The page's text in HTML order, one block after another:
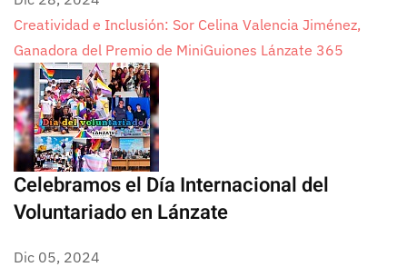
Creatividad e Inclusión: Sor Celina Valencia Jiménez,
Ganadora del Premio de MiniGuiones Lánzate 365
Celebramos el Día Internacional del
Voluntariado en Lánzate
Dic 05, 2024